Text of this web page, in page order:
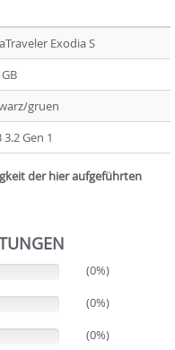
Exodia S
gruen
3.2 Gen 1
der hier aufgeführten
(0%)
(0%)
(0%)